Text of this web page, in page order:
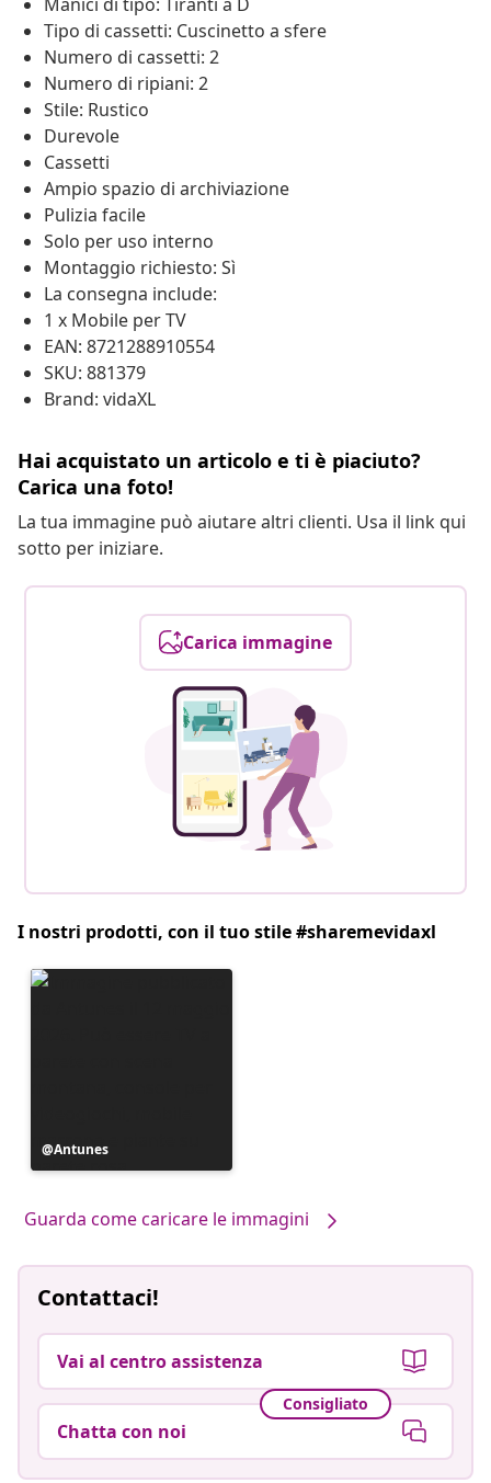
Tipo di cassetti: Cuscinetto a sfere
Numero di cassetti: 2
Numero di ripiani: 2
Stile: Rustico
Durevole
Cassetti
Ampio spazio di archiviazione
Pulizia facile
Solo per uso interno
Montaggio richiesto: Sì
La consegna include:
1 x Mobile per TV
EAN: 8721288910554
SKU: 881379
Brand: vidaXL
Hai acquistato un articolo e ti è piaciuto?
Carica una foto!
La tua immagine può aiutare altri clienti. Usa il link qui
sotto per iniziare.
Carica immagine
I nostri prodotti, con il tuo stile #sharemevidaxl
Post
pubblicato
Antunes
Guarda come caricare le immagini
Contattaci!
Vai al centro assistenza
Consigliato
Chatta con noi